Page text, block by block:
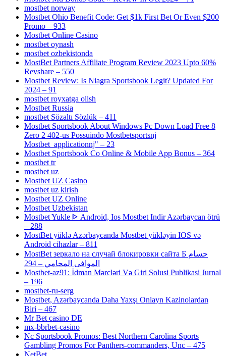
mostbet norway
Mostbet Ohio Benefit Code: Get $1k First Bet Or Even $200
Promo – 933
Mostbet Online Casino
mostbet oynash
mostbet ozbekistonda
MostBet Partners Affiliate Program Review 2023 Upto 60%
Revshare – 550
Mostbet Review: Is Niagra Sportsbook Legit? Updated For
2024 – 91
mostbet royxatga olish
Mostbet Russia
mostbet Sözaltı Sözlük – 411
Mostbet Sportsbook About Windows Pc Down Load Free 8
Zero 2 402-us Possuindo Mostbetsportsnj
Mostbet_applicationnj" – 23
Mostbet Sportsbook Co Online & Mobile App Bonus – 364
mostbet tr
mostbet uz
Mostbet UZ Casino
mostbet uz kirish
Mostbet UZ Online
Mostbet Uzbekistan
Mostbet Yukle ᐈ Android, Ios Mostbet Indir Azərbaycan ötrü
– 288
MostBet yüklə Azərbaycanda Mostbet yükləyin IOS və
Android cihazlar – 811
MostBet зеркало на случай блокировки сайта Б حسام
الموافى المحامي – 294
Mostbet-az91: İdman Mərcləri Və Giri Solusi Publikasi Jurnal
– 196
mostbet-ru-serg
Mostbet, Azərbaycanda Daha Yaxşı Onlayn Kazinolardan
Biri – 467
Mr Bet casino DE
mx-bbrbet-casino
Nc Sportsbook Promos: Best Northern Carolina Sports
Gambling Promos For Panthers-commanders, Unc – 475
NetBet